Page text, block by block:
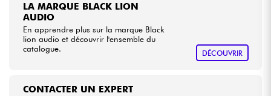
LA MARQUE BLACK LION
AUDIO
En apprendre plus sur la marque Black
lion audio et découvrir l'ensemble du
catalogue.
DÉCOUVRIR
CONTACTER UN EXPERT